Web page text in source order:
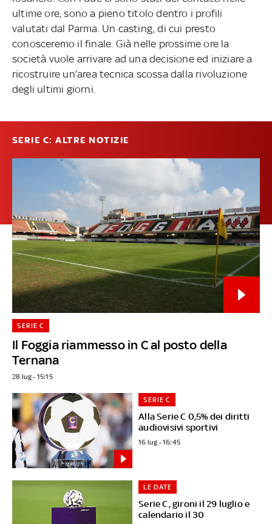
ultime ore, sono a pieno titolo dentro i profili
valutati dal Parma. Un casting, di cui presto
conosceremo il finale. Già nelle prossime ore la
società vuole arrivare ad una decisione ed iniziare a
ricostruire un’area tecnica scossa dalla rivoluzione
degli ultimi giorni.
SERIE C: ALTRE NOTIZIE
Il Foggia riammesso in C al posto della
Ternana
SERIE C
28 lug - 15:15
Alla Serie C 0,5% dei diritti
audiovisivi sportivi
SERIE C
16 lug - 16:45
Serie C, gironi il 29 luglio e
calendario il 30
LE DATE